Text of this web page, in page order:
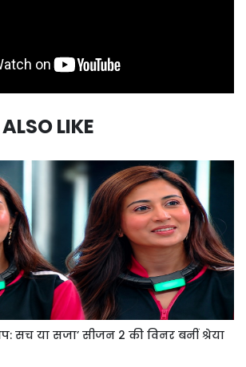
LIKE
सच या सजा’ सीजन 2 की विनर बनीं श्रेया